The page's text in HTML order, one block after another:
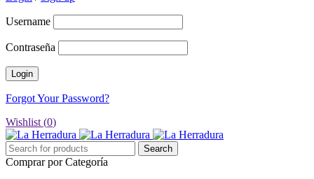
Username
Contraseña
Forgot Your Password?
Wishlist (0)
Comprar por Categoría